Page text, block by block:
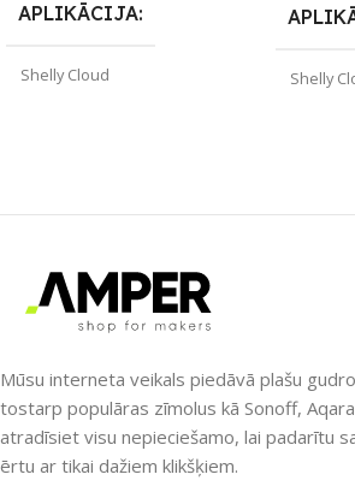
APLIKĀCIJA
Shelly Cloud
PIEEJAMS UZREIZ
SKAITS
Shelly
1
Mūsu interneta veikals piedāvā plašu
tostarp populāras zīmolus kā Sonoff,
atradīsiet visu nepieciešamo, lai padarītu
ērtu ar tikai dažiem klikšķiem.